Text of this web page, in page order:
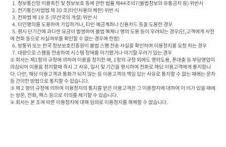
에 전화 등으로 사실여부를 확인할 수 없는 경우에 한함)
② 회사는 제1항의 규정에 의하여 이용을 정지한 때, 1항의 규정 외에도 명의도용, 폰대출 등 부당영업이
의심되어 이용을 정지할때 즉시 그 사유, 일시 및 기간을 명시하여 전화로 해당 이용고객에게 통지합니
다. 다만, 해당 이용고객과 통화가 되지 않는 등 이용고객의 책임 있는 사유로 통지할 수 없는 때에는 문자
등 간이한 방법으로 통지할 수 있습니다.
③ 제 2 항의 규정에 의하여 이용정지의 통지를 받은 이용고객은 그 이용정지에 대하여 이 의가 있을 때에
는 방문, 전화, 팩스 등으로 이의를 제기할 수 있습니다.
④ 회사는 본 조에 따른 이용정지에 대해 임의로 이용정지를 해제할 수 없습니다.